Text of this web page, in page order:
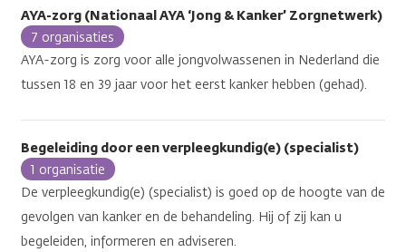
AYA-zorg (Nationaal AYA ‘Jong & Kanker’ Zorgnetwerk)
7 organisaties
AYA-zorg is zorg voor alle jongvolwassenen in Nederland die
tussen 18 en 39 jaar voor het eerst kanker hebben (gehad).
Begeleiding door een verpleegkundig(e) (specialist)
1 organisatie
De verpleegkundig(e) (specialist) is goed op de hoogte van de
gevolgen van kanker en de behandeling. Hij of zij kan u
begeleiden, informeren en adviseren.